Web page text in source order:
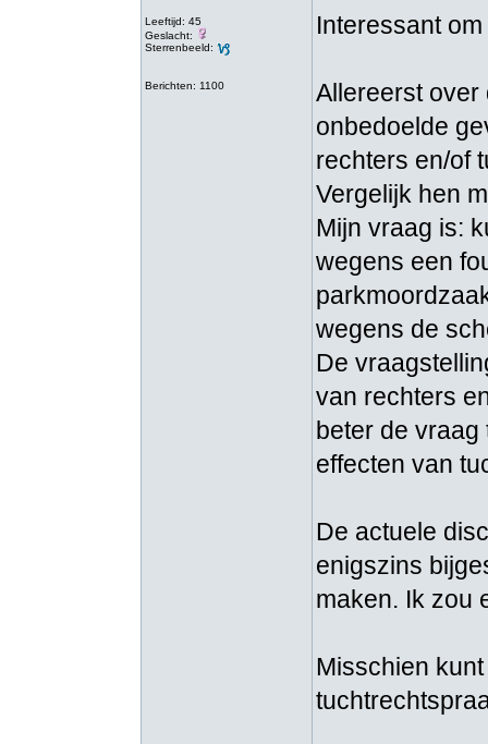
Leeftijd: 45
Geslacht:
Sterrenbeeld:
Berichten: 1100
Interessant
Allereerst over
onbedoelde
rechters en/of
Vergelijk hen
Mijn vraag is:
wegens een
wegens de
De
van rechters
beter de
effecten van
De actuele
enigszins
maken. Ik zou
Misschien